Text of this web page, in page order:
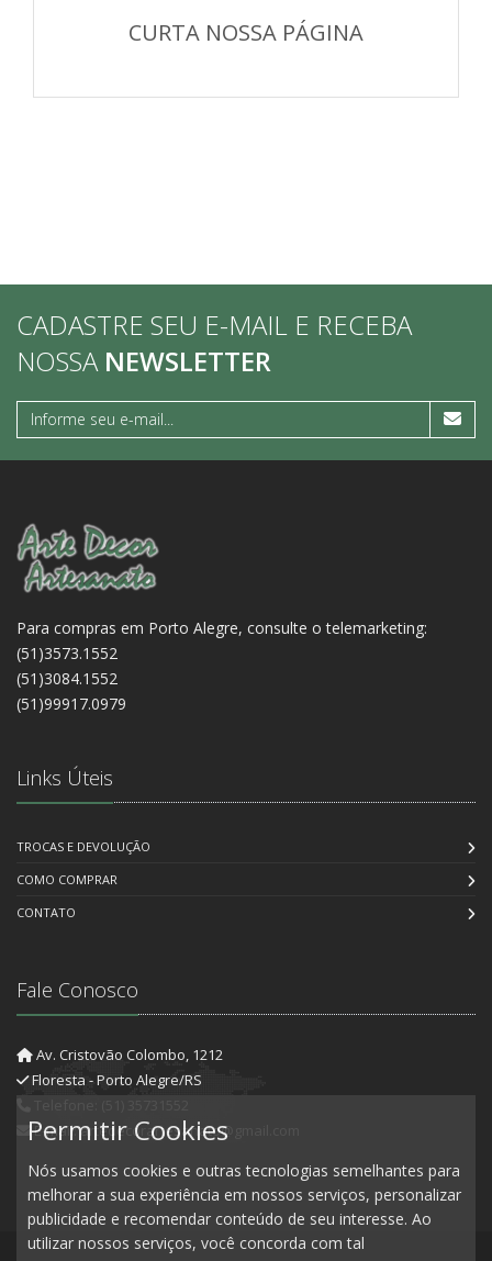
CURTA NOSSA PÁGINA
CADASTRE SEU E-MAIL E RECEBA
NOSSA NEWSLETTER
Para compras em Porto Alegre, consulte o telemarketing:
(51)3573.1552
(51)3084.1552
(51)99917.0979
Links Úteis
TROCAS E DEVOLUÇÃO
COMO COMPRAR
CONTATO
Fale Conosco
Av. Cristovão Colombo, 1212
Floresta - Porto Alegre/RS
E-mail: artedecorartesanato@gmail.com
Permitir Cookies
Nós usamos cookies e outras tecnologias semelhantes para
melhorar a sua experiência em nossos serviços, personalizar
publicidade e recomendar conteúdo de seu interesse. Ao
utilizar nossos serviços, você concorda com tal